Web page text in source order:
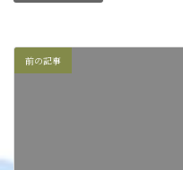
前の記事